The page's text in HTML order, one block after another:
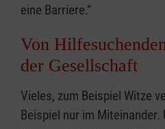
eine Barriere.“
Von
der Gesellschaft
Vieles, zum Beispiel Witze
Beispiel nur im Miteinander.